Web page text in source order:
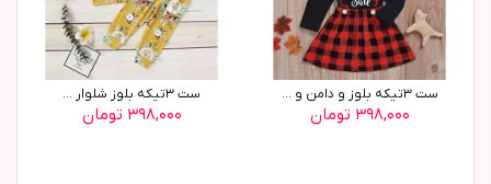
ست ٣تیکه بلوز و دامن و ...
۳۹۸,۰۰۰ تومان
ست ٣تیکه بلوز شلوار ...
۳۹۸,۰۰۰ تومان